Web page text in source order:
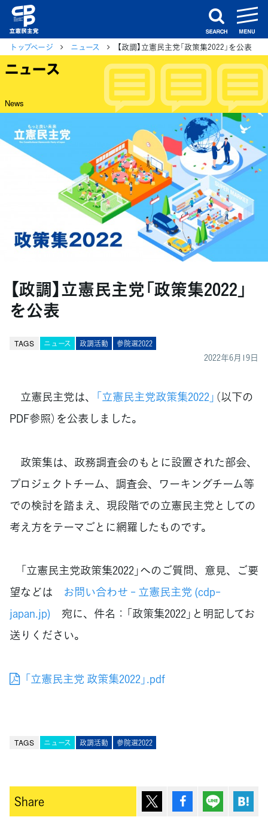
search
トップページ ニュース 【政調】立憲民主党「政策集2022」を公表
ニュース
News
【政調】立憲民主党「政策集2022」
を公表
TAGS ニュース 政調活動 参院選2022
2022年6月19日
立憲民主党は、 「立憲民主党政策集2022」 （以下の
PDF参照）を公表しました。
政策集は、政務調査会のもとに設置された部会、
プロジェクトチーム、調査会、ワーキングチーム等
での検討を踏まえ、現段階での立憲民主党としての
考え方をテーマごとに網羅したものです。
「立憲民主党政策集2022」へのご質問、意見、ご要
望などは お問い合わせ - 立憲民主党 (cdp-
japan.jp) 宛に、件名：「政策集2022」と明記してお
送りください。
「立憲民主党 政策集2022」.pdf
TAGS ニュース 政調活動 参院選2022
Share ポスト シェア Lineで送